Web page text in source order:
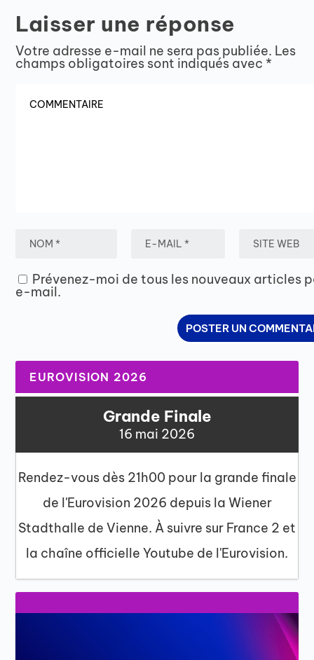
Laisser une réponse
Votre adresse e-mail ne sera pas publiée. Les
champs obligatoires sont indiqués avec *
Prévenez-moi de tous les nouveaux articles
e-mail.
EUROVISION 2026
Grande Finale
16 mai 2026
Rendez-vous dès 21h00 pour la grande finale
de l'Eurovision 2026 depuis la Wiener
Stadthalle de Vienne. À suivre sur France 2 et
la chaîne officielle Youtube de l'Eurovision.